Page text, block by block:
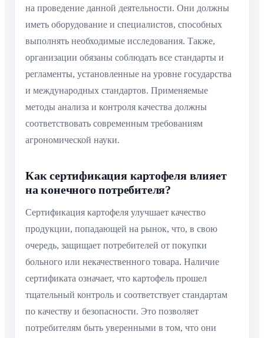
на проведение данной деятельности. Они должны
иметь оборудование и специалистов, способных
выполнять необходимые исследования. Также,
организации обязаны соблюдать все стандарты и
регламенты, установленные на уровне государства
и международных стандартов. Применяемые
методы анализа и контроля качества должны
соответствовать современным требованиям
агрономической науки.
Как сертификация картофеля влияет
на конечного потребителя?
Сертификация картофеля улучшает качество
продукции, попадающей на рынок, что, в свою
очередь, защищает потребителей от покупки
больного или некачественного товара. Наличие
сертификата означает, что картофель прошел
тщательный контроль и соответствует стандартам
по качеству и безопасности. Это позволяет
потребителям быть уверенными в том, что они